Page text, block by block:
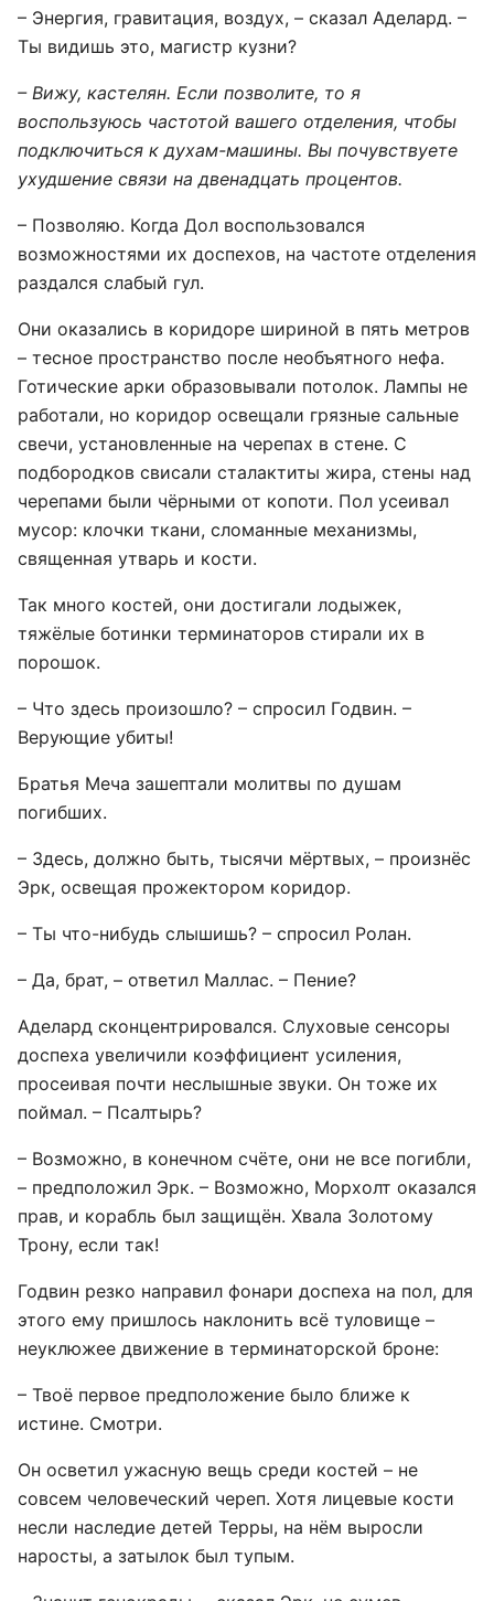
– Энергия, гравитация, воздух, – сказал Аделард. –
Ты видишь это, магистр кузни?
– Вижу, кастелян. Если позволите, то я
воспользуюсь частотой вашего отделения, чтобы
подключиться к духам-машины. Вы почувствуете
ухудшение связи на двенадцать процентов.
– Позволяю. Когда Дол воспользовался
возможностями их доспехов, на частоте отделения
раздался слабый гул.
Они оказались в коридоре шириной в пять метров
– тесное пространство после необъятного нефа.
Готические арки образовывали потолок. Лампы не
работали, но коридор освещали грязные сальные
свечи, установленные на черепах в стене. С
подбородков свисали сталактиты жира, стены над
черепами были чёрными от копоти. Пол усеивал
мусор: клочки ткани, сломанные механизмы,
священная утварь и кости.
Так много костей, они достигали лодыжек,
тяжёлые ботинки терминаторов стирали их в
порошок.
– Что здесь произошло? – спросил Годвин. –
Верующие убиты!
Братья Меча зашептали молитвы по душам
погибших.
– Здесь, должно быть, тысячи мёртвых, – произнёс
Эрк, освещая прожектором коридор.
– Ты что-нибудь слышишь? – спросил Ролан.
– Да, брат, – ответил Маллас. – Пение?
Аделард сконцентрировался. Слуховые сенсоры
доспеха увеличили коэффициент усиления,
просеивая почти неслышные звуки. Он тоже их
поймал. – Псалтырь?
– Возможно, в конечном счёте, они не все погибли,
– предположил Эрк. – Возможно, Морхолт оказался
прав, и корабль был защищён. Хвала Золотому
Трону, если так!
Годвин резко направил фонари доспеха на пол, для
этого ему пришлось наклонить всё туловище –
неуклюжее движение в терминаторской броне:
– Твоё первое предположение было ближе к
истине. Смотри.
Он осветил ужасную вещь среди костей – не
совсем человеческий череп. Хотя лицевые кости
несли наследие детей Терры, на нём выросли
наросты, а затылок был тупым.